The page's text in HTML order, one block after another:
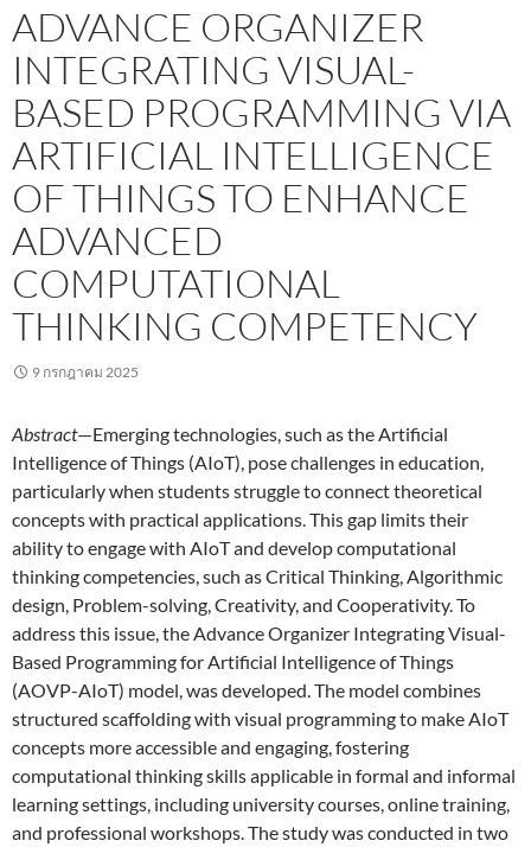
ADVANCE ORGANIZER
INTEGRATING VISUAL-
BASED PROGRAMMING VIA
ARTIFICIAL INTELLIGENCE
OF THINGS TO ENHANCE
ADVANCED
COMPUTATIONAL
THINKING COMPETENCY
9 กรกฎาคม 2025
Abstract—Emerging technologies, such as the Artificial
Intelligence of Things (AIoT), pose challenges in education,
particularly when students struggle to connect theoretical
concepts with practical applications. This gap limits their
ability to engage with AIoT and develop computational
thinking competencies, such as Critical Thinking, Algorithmic
design, Problem-solving, Creativity, and Cooperativity. To
address this issue, the Advance Organizer Integrating Visual-
Based Programming for Artificial Intelligence of Things
(AOVP-AIoT) model, was developed. The model combines
structured scaffolding with visual programming to make AIoT
concepts more accessible and engaging, fostering
computational thinking skills applicable in formal and informal
learning settings, including university courses, online training,
and professional workshops. The study was conducted in two